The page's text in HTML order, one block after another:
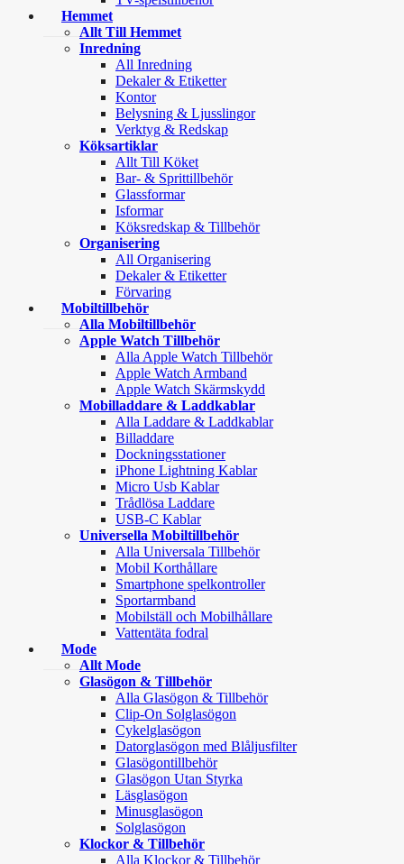
Hemmet
Allt Till Hemmet
Inredning
All Inredning
Dekaler & Etiketter
Kontor
Belysning & Ljusslingor
Verktyg & Redskap
Köksartiklar
Allt Till Köket
Bar- & Sprittillbehör
Glassformar
Isformar
Köksredskap & Tillbehör
Organisering
All Organisering
Dekaler & Etiketter
Förvaring
Mobiltillbehör
Alla Mobiltillbehör
Apple Watch Tillbehör
Alla Apple Watch Tillbehör
Apple Watch Armband
Apple Watch Skärmskydd
Mobilladdare & Laddkablar
Alla Laddare & Laddkablar
Billaddare
Dockningsstationer
iPhone Lightning Kablar
Micro Usb Kablar
Trådlösa Laddare
USB-C Kablar
Universella Mobiltillbehör
Alla Universala Tillbehör
Mobil Korthållare
Smartphone spelkontroller
Sportarmband
Mobilställ och Mobilhållare
Vattentäta fodral
Mode
Allt Mode
Glasögon & Tillbehör
Alla Glasögon & Tillbehör
Clip-On Solglasögon
Cykelglasögon
Datorglasögon med Blåljusfilter
Glasögontillbehör
Glasögon Utan Styrka
Läsglasögon
Minusglasögon
Solglasögon
Klockor & Tillbehör
Alla Klockor & Tillbehör